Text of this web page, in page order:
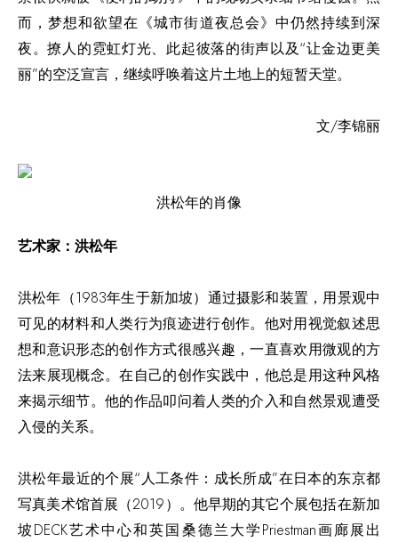
而，梦想和欲望在《城市街道夜总会》中仍然持续到深
夜。撩人的霓虹灯光、此起彼落的街声以及“让金边更美
丽”的空泛宣言，继续呼唤着这片土地上的短暂天堂。
文/李锦丽
洪松年的肖像
艺术家：洪松年
洪松年（1983年生于新加坡）通过摄影和装置，用景观中
可见的材料和人类行为痕迹进行创作。他对用视觉叙述思
想和意识形态的创作方式很感兴趣，一直喜欢用微观的方
法来展现概念。在自己的创作实践中，他总是用这种风格
来揭示细节。他的作品叩问着人类的介入和自然景观遭受
入侵的关系。
洪松年最近的个展“人工条件：成长所成”在日本的东京都
写真美术馆首展（2019）。他早期的其它个展包括在新加
坡DECK艺术中心和英国桑德兰大学Priestman画廊展出